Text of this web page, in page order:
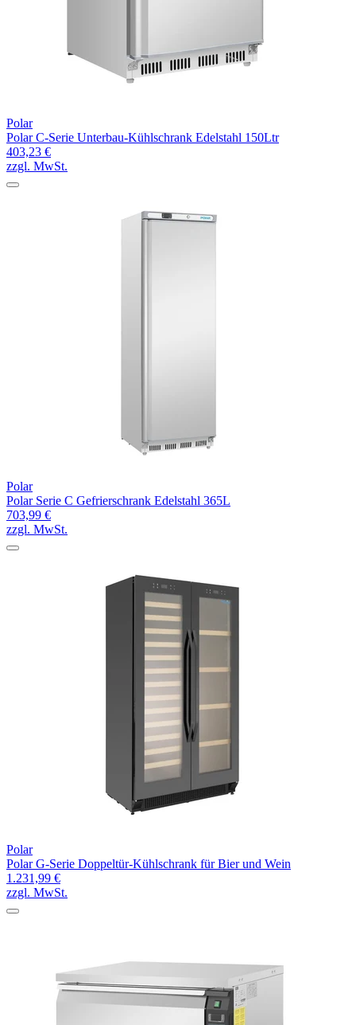
Polar
Polar C-Serie Unterbau-Kühlschrank Edelstahl 150Ltr
403,23 €
zzgl. MwSt.
Polar
Polar Serie C Gefrierschrank Edelstahl 365L
703,99 €
zzgl. MwSt.
Polar
Polar G-Serie Doppeltür-Kühlschrank für Bier und Wein
1.231,99 €
zzgl. MwSt.